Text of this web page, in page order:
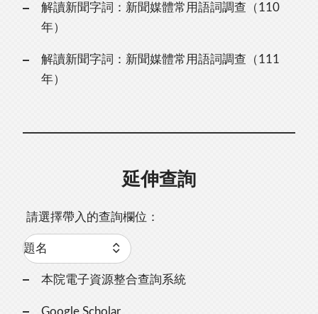
解讀新聞字詞：新聞媒體常用語詞調查（110
年）
解讀新聞字詞：新聞媒體常用語詞調查（111
年）
延伸查詢
請選擇帶入的查詢欄位：
本院電子資源整合查詢系統
Google Scholar